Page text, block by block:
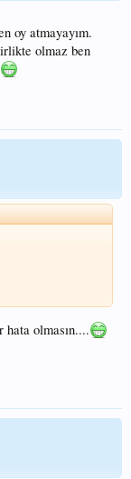
oy atmayayım.
olmaz ben
olmasın....